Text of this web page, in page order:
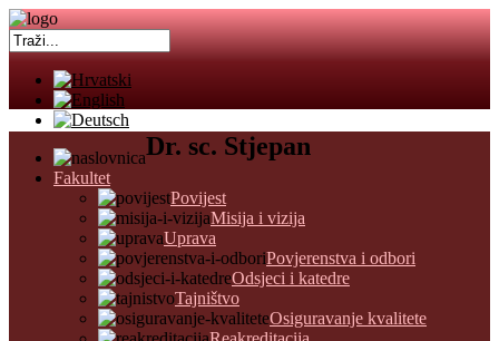
Fakultet
Povijest
Misija i vizija
Uprava
Povjerenstva i odbori
Odsjeci i katedre
Tajništvo
Osiguravanje kvalitete
Dr. sc. Stjepan